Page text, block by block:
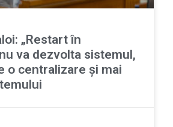
„Restart în
va dezvolta sistemul,
o centralizare și mai